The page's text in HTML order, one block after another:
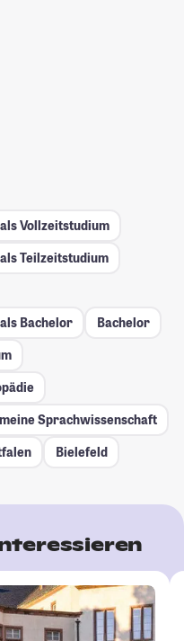
Vollzeitstudium
Teilzeitstudium
Bachelor
Bachelor
Sprachwissenschaft
Bielefeld